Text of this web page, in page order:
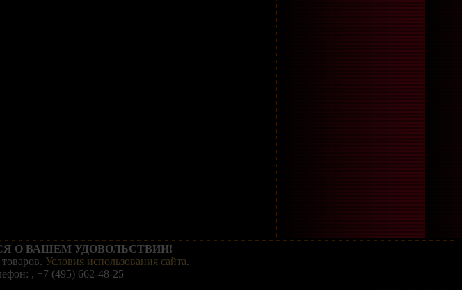
О ВАШЕМ УДОВОЛЬСТВИИ!
Условия использования сайта.
, +7 (495) 662-48-25